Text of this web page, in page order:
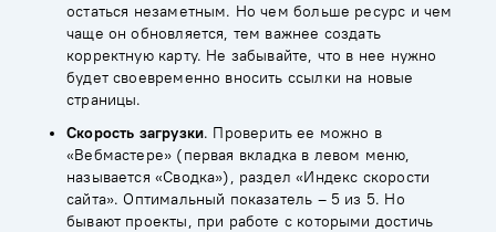
остаться незаметным. Но чем больше ресурс и чем
чаще он обновляется, тем важнее создать
корректную карту. Не забывайте, что в нее нужно
будет своевременно вносить ссылки на новые
страницы.
Скорость загрузки. Проверить ее можно в
«Вебмастере» (первая вкладка в левом меню,
называется «Сводка»), раздел «Индекс скорости
сайта». Оптимальный показатель – 5 из 5. Но
бывают проекты, при работе с которыми достичь